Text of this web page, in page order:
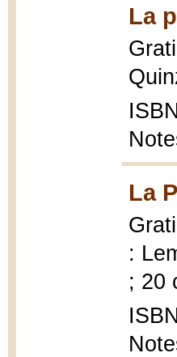
La
La
:
; 20